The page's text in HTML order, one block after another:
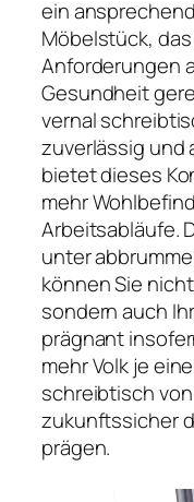
ein
Möbelstück,
Anforderungen
Gesundheit
vernal
zuverlässig und
bietet dieses
mehr
Arbeitsabläufe.
unter
können Sie
sondern auch
prägnant
mehr Volk je
schreibtisch
zukunftssicher
prägen.